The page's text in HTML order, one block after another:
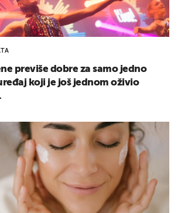
previše dobre za samo jedno
koji je još jednom oživio